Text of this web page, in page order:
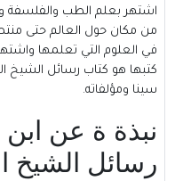
اشتهر بعلم الطب والفلسفة
من مكان حول العالم حتى
في العلوم التي تعلمها
كتبها هو كتاب رسائل الشيخ
سينا ومؤلفاته.
نبذة ة عن
رسائل الشيخ